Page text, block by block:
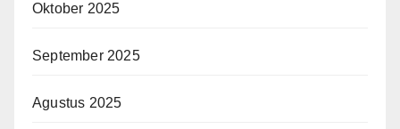
Oktober 2025
September 2025
Agustus 2025